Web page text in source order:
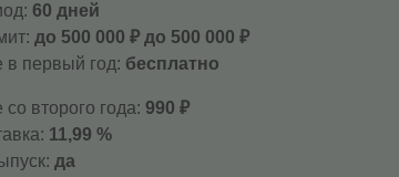
60 дней
до 500 000 ₽ до 500 000 ₽
в первый год: бесплатно
второго года: 990 ₽
11,99 %
да